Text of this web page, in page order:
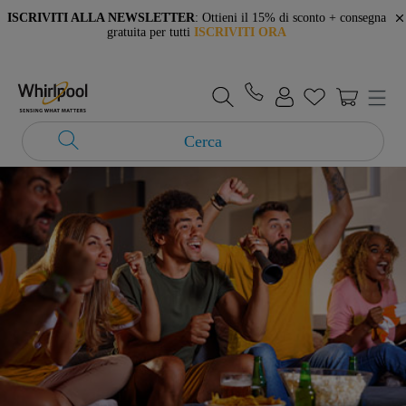
ISCRIVITI ALLA NEWSLETTER: Ottieni il 15% di sconto + consegna
gratuita per tutti ISCRIVITI ORA
Cerca